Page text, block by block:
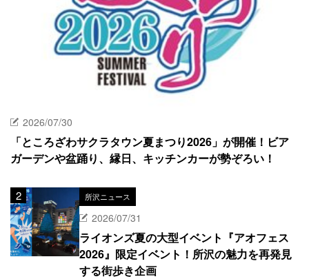
2026/07/30
「ところざわサクラタウン夏まつり2026」が開催！ビア
ガーデンや盆踊り、縁日、キッチンカーが勢ぞろい！
所沢ニュース
2026/07/31
ライオンズ夏の大型イベント『アオフェス
2026』限定イベント！所沢の魅力を再発見
する街歩き企画